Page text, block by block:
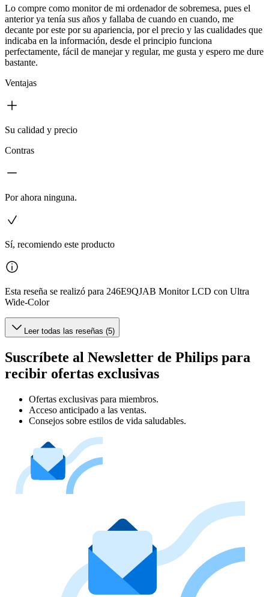
Lo compre como monitor de mi ordenador de sobremesa, pues el
anterior ya tenía sus años y fallaba de cuando en cuando, me
decante por este por su apariencia, por el precio y las cualidades que
indicaba en la información, desde el principio funciona
perfectamente, fácil de manejar y regular, me gusta y espero me dure
bastante.
Ventajas
Su calidad y precio
Contras
Por ahora ninguna.
Sí, recomiendo este producto
Esta reseña se realizó para 246E9QJAB Monitor LCD con Ultra
Wide-Color
Leer todas las reseñas (5)
Suscríbete al Newsletter de Philips para
recibir ofertas exclusivas
Ofertas exclusivas para miembros.
Acceso anticipado a las ventas.
Consejos sobre estilos de vida saludables.